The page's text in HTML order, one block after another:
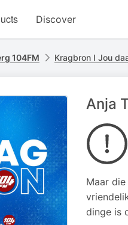
Discover
104FM Kragbron I Jou
Anja
Maar
dinge is